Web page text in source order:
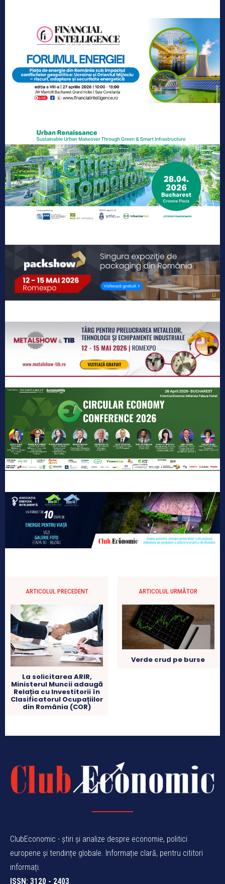
ARTICOLUL PRECEDENT
La solicitarea ARIR,
Ministerul Muncii adaugă
Relația cu Investitorii în
Clasificatorul Ocupațiilor
din România (COR)
ARTICOLUL URMĂTOR
Verde crud pe burse
ClubEconomic - știri și analize despre economie, politici
europene și tendințe globale. Informație clară, pentru cititori
informați.
ISSN: 3120 - 2403